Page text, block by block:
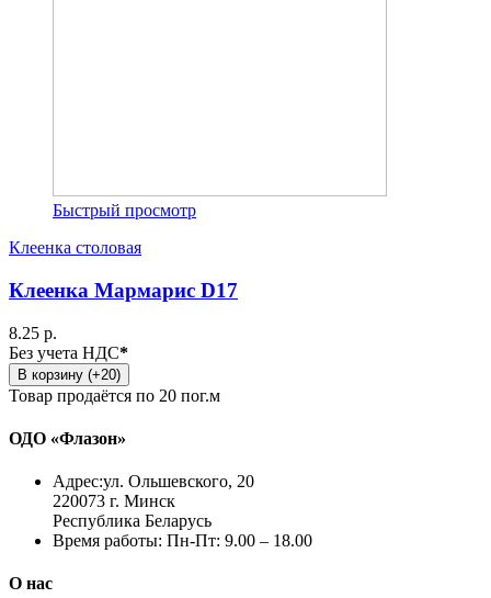
Быстрый просмотр
Клеенка столовая
Клеенка Мармарис D17
8.25 р.
Без учета НДС*
В корзину (+20)
Товар продаётся по 20 пог.м
ОДО «Флазон»
Адрес:ул. Ольшевского, 20
220073 г. Минск
Республика Беларусь
Время работы: Пн-Пт: 9.00 – 18.00
О нас